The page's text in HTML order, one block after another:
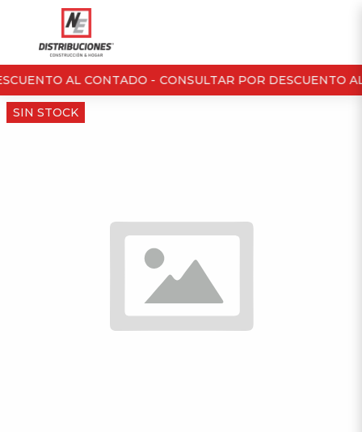
AL CONTADO - CONSULTAR POR DESCUENTO
SIN STOCK